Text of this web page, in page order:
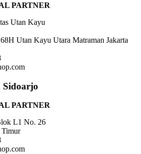
PARTNER
Utan Kayu
Utan Kayu Utara Matraman Jakarta
Sidoarjo
PARTNER
L1 No. 26
Timur